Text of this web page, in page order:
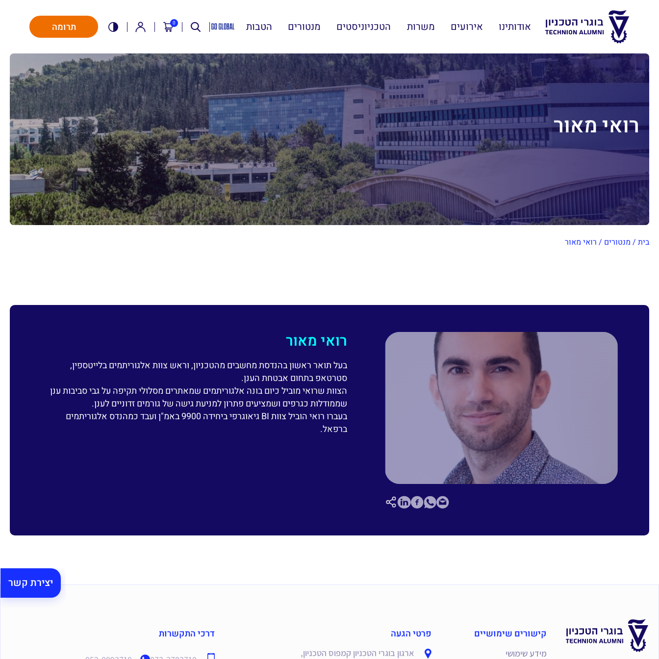
אודותינו אירועים משרות הטכניוניסטים מנטורים הטבות 0 תרומה
רואי מאור
בית / מנטורים / רואי מאור
רואי מאור
בעל תואר ראשון בהנדסת מחשבים מהטכניון, וראש צוות אלגוריתמים בלייטספין,
סטרטאפ בתחום אבטחת הענן.
הצוות שרואי מוביל כיום בונה אלגוריתמים שמאתרים מסלולי תקיפה על גבי סביבות ענן
שממודלות כגרפים ושמציעים פתרון למניעת גישה של גורמים זדוניים לענן.
בעברו רואי הוביל צוות BI גיאוגרפי ביחידה 9900 באמ"ן ועבד כמהנדס אלגוריתמים
ברפאל.
יצירת קשר
קישורים שימושיים
מידע שימושי
פרטי הגעה
ארגון בוגרי הטכניון קמפוס הטכניון,
דרכי התקשרות